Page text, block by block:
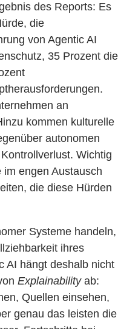
des Reports: Es
die
von Agentic AI
35 Prozent die
an
kommen kulturelle
autonomen
Wichtig
engen Austausch
die diese Hürden
Systeme handeln,
ihres
AI hängt deshalb nicht
Explainabilityab:
Quellen einsehen,
genau das leisten die